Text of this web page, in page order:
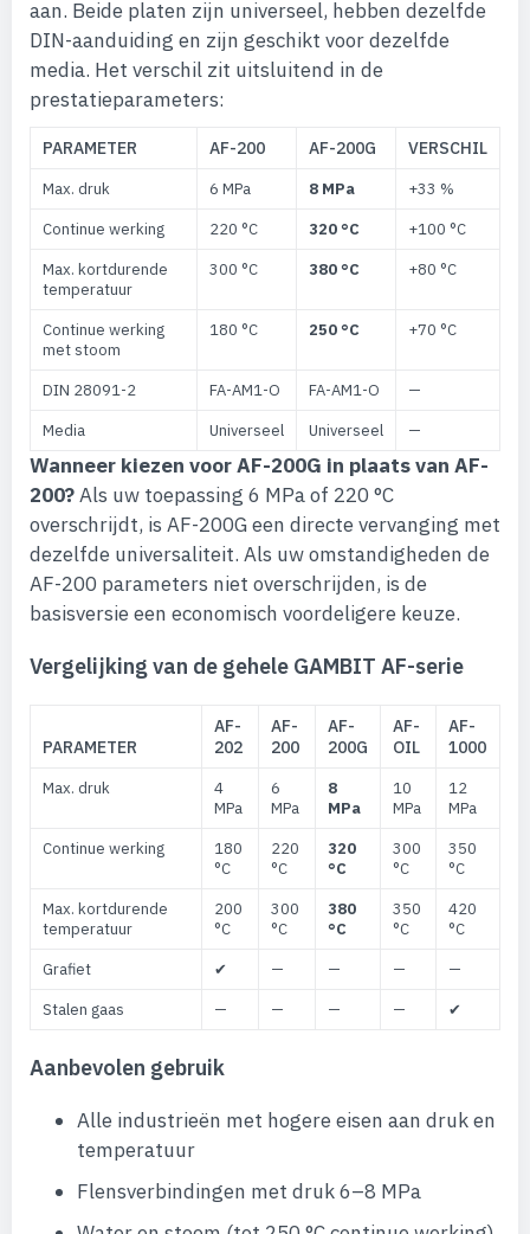
aan. Beide platen zijn universeel, hebben dezelfde
DIN-aanduiding en zijn geschikt voor dezelfde
media. Het verschil zit uitsluitend in de
prestatieparameters:
PARAMETER AF-200 AF-200G VERSCHIL
Max. druk 6 MPa 8 MPa
+33 %
Continue werking
220 °C 320 °C
+100 °C
Max. kortdurende
temperatuur
300 °C 380 °C +80 °C
Continue werking
met stoom
180 °C 250 °C +70 °C
DIN 28091-2 FA-AM1-O FA-AM1-O
—
Media
Universeel Universeel —
Wanneer kiezen voor AF-200G in plaats van AF-
200?Als uw toepassing 6 MPa of 220 °C
overschrijdt, is AF-200G een directe vervanging met
dezelfde universaliteit. Als uw omstandigheden de
AF-200 parameters niet overschrijden, is de
basisversie een economisch voordeligere keuze.
Vergelijking van de gehele GAMBIT AF-serie
PARAMETER
AF-
202
AF-
200
AF-
200G
AF-
OIL
AF-
1000
Max. druk
4
MPa
6
MPa
8
MPa
10
MPa
12
MPa
Continue werking
180
°C
220
°C
320
°C
300
°C
350
°C
Max. kortdurende
temperatuur
200
°C
300
°C
380
°C
350
°C
420
°C
Grafiet
✔ — — —
—
Stalen gaas
— — — — ✔
Aanbevolen gebruik
Alle industrieën met hogere eisen aan druk en
temperatuur
Flensverbindingen met druk 6–8 MPa